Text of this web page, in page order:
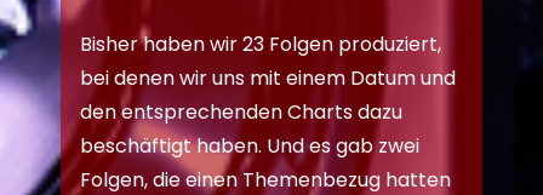
Bisher haben wir 23 Folgen produziert,
bei denen wir uns mit einem Datum und
den entsprechenden Charts dazu
beschäftigt haben. Und es gab zwei
Folgen, die einen Themenbezug hatten